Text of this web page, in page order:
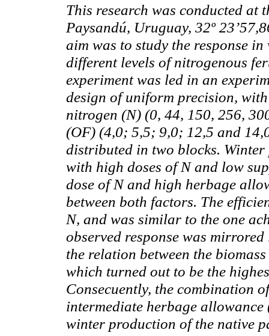
This research was conducted at
Paysandú, Uruguay, 32º
aim was to study the response
different levels of nitrogenous
experiment was led in an
design of uniform precision,
nitrogen (N) (0, 44, 150, 256,
(OF) (4,0; 5,5; 9,0; 12,5 and
distributed in two blocks.
with high doses of N and low
dose of N and high herbage
between both factors. The
N, and was similar to the one
observed response was
the relation between the
which turned out to be the
Consecuently, the combination
intermediate herbage
winter production of the native